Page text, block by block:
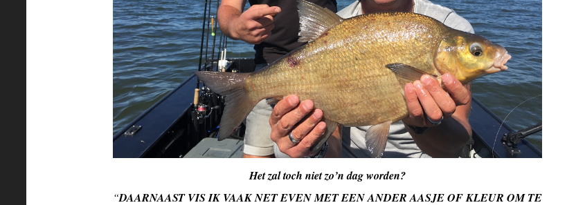
Het zal toch niet zo’n dag worden?
“DAARNAAST VIS IK VAAK NET EVEN MET EEN ANDER AASJE OF KLEUR OM TE